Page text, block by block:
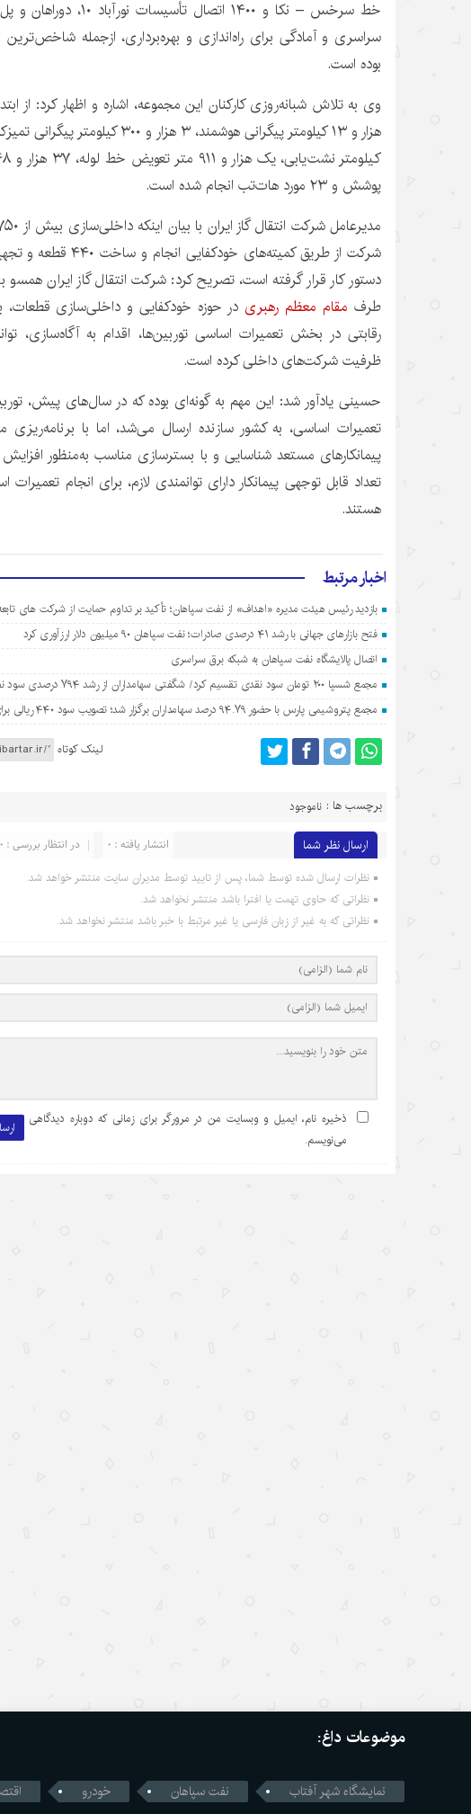
خط سرخس – نکا و ۱۴۰۰ اتصال تأسیسات نورآباد ۱۰، دوراهان
سراسری و آمادگی برای راه‌اندازی و بهره‌برداری، ازجمله شاخص‌ترین
بوده است.
هزار و ۱۳ کیلومتر
پیگرانیهوشمند، ۳ هزار و ۳۰۰ کیلومتر پیگرانی
پوشش و ۲۳ مورد
هات‌تبانجام شده است.
شرکت از طریق کمیته‌های
دستور کار قرار گرفته است، تصریح کرد: شرکت انتقال گاز ایران همسو
طرف مقام معظم رهبری در حوزه خودکفایی و داخلی‌سازی
رقابتی در بخش تعمیرات اساسی توربین‌ها، اقدام به آگاه‌سازی،
ظرفیت شرکت‌های داخلی کرده است.
حسینی یادآور شد: این مهم به گونه‌ای بوده که در سال‌های پیش،
تعمیرات اساسی، به کشور سازنده ارسال می‌شد، اما با
پیمانکارهای مستعد شناسایی و با بسترسازی مناسب به‌منظور افزایش
تعداد قابل توجهی پیمانکار دارای توانمندی لازم، برای انجام تعمیرات
هستند.
اخبار مرتبط
بازدید رئیس هیئت مدیره «اهداف» از نفت سپاهان؛ تأکید بر تداوم حمایت از شرکت های
فتح بازارهای جهانی با رشد ۴۱ درصدی صادرات؛ نفت سپاهان ۹۰ میلیون دلار ارزآوری کرد
اتصال پالایشگاه نفت سپاهان به شبکه برق سراسری
مجمع شسپا ۲۰۰ تومان سود نقدی تقسیم کرد/ شگفتی سهامداران از رشد ۷۹۴ درصدی سود نفت سپاهان
مجمع پتروشیمی پارس با حضور ۹۴.۷۹ درصد سهامداران برگزار شد؛ تصویب سود ۴۴۰ ریالی برای هر سهم
لینک کوتاه
برچسب ها : ناموجود
ارسال نظر شما در انتظار بررسی : 0 انتشار یافته : 0
نظرات ارسال شده توسط شما، پس از تایید توسط مدیران سایت منتشر خواهد شد.
نظراتی که حاوی تهمت یا افترا باشد منتشر نخواهد شد.
نظراتی که به غیر از زبان فارسی یا غیر مرتبط با خبر باشد منتشر نخواهد شد.
ذخیره نام، ایمیل و وبسایت من در مرورگر برای زمانی که دوباره دیدگاهی
می‌نویسم.
موضوعات داغ:
نمایشگاه شهر آفتاب نفت سپاهان خودرو